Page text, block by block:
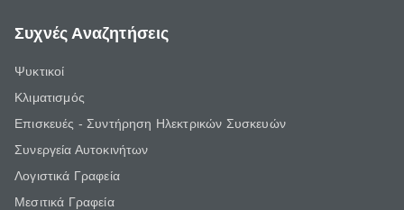
Συχνές Αναζητήσεις
Ψυκτικοί
Κλιματισμός
Επισκευές - Συντήρηση Ηλεκτρικών Συσκευών
Συνεργεία Αυτοκινήτων
Λογιστικά Γραφεία
Μεσιτικά Γραφεία